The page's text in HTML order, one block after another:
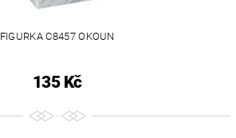
FIGURKA C8457 OKOUN
135 Kč